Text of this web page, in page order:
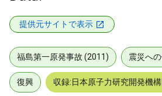
提供元サイトで表示
福島第一原発事故 (2011) 震災への
復興 収録:日本原子力研究開発機